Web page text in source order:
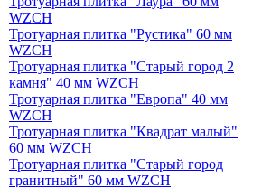
WZCH
Тротуарная плитка "Рустика" 60 мм
WZCH
Тротуарная плитка "Старый город 2
камня" 40 мм WZCH
Тротуарная плитка "Европа" 40 мм
WZCH
Тротуарная плитка "Квадрат малый"
60 мм WZCH
Тротуарная плитка "Старый город
гранитный" 60 мм WZCH